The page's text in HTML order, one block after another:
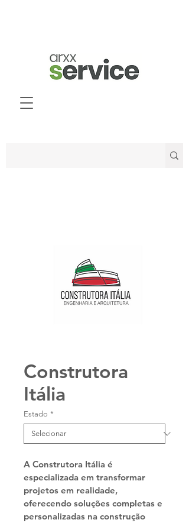
Construtora
Itália
Estado *
A Construtora Itália é
especializada em transformar
projetos em realidade,
oferecendo soluções completas e
personalizadas na construção